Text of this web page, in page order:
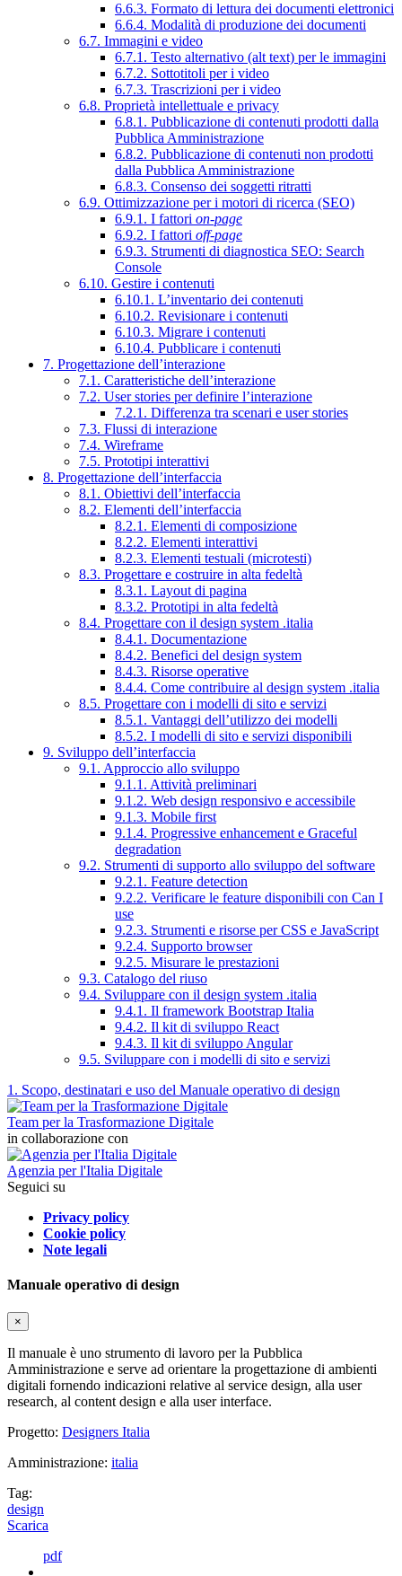
6.6.3. Formato di lettura dei documenti elettronici
6.6.4. Modalità di produzione dei documenti
6.7. Immagini e video
6.7.1. Testo alternativo (alt text) per le immagini
6.7.2. Sottotitoli per i video
6.7.3. Trascrizioni per i video
6.8. Proprietà intellettuale e privacy
6.8.1. Pubblicazione di contenuti prodotti dalla
Pubblica Amministrazione
6.8.2. Pubblicazione di contenuti non prodotti
dalla Pubblica Amministrazione
6.8.3. Consenso dei soggetti ritratti
6.9. Ottimizzazione per i motori di ricerca (SEO)
6.9.1. I fattori on-page
6.9.2. I fattori off-page
6.9.3. Strumenti di diagnostica SEO: Search
Console
6.10. Gestire i contenuti
6.10.1. L’inventario dei contenuti
6.10.2. Revisionare i contenuti
6.10.3. Migrare i contenuti
6.10.4. Pubblicare i contenuti
7. Progettazione dell’interazione
7.1. Caratteristiche dell’interazione
7.2. User stories per definire l’interazione
7.2.1. Differenza tra scenari e user stories
7.3. Flussi di interazione
7.4. Wireframe
7.5. Prototipi interattivi
8. Progettazione dell’interfaccia
8.1. Obiettivi dell’interfaccia
8.2. Elementi dell’interfaccia
8.2.1. Elementi di composizione
8.2.2. Elementi interattivi
8.2.3. Elementi testuali (microtesti)
8.3. Progettare e costruire in alta fedeltà
8.3.1. Layout di pagina
8.3.2. Prototipi in alta fedeltà
8.4. Progettare con il design system .italia
8.4.1. Documentazione
8.4.2. Benefici del design system
8.4.3. Risorse operative
8.4.4. Come contribuire al design system .italia
8.5. Progettare con i modelli di sito e servizi
8.5.1. Vantaggi dell’utilizzo dei modelli
8.5.2. I modelli di sito e servizi disponibili
9. Sviluppo dell’interfaccia
9.1. Approccio allo sviluppo
9.1.1. Attività preliminari
9.1.2. Web design responsivo e accessibile
9.1.3. Mobile first
9.1.4. Progressive enhancement e Graceful
degradation
9.2. Strumenti di supporto allo sviluppo del software
9.2.1. Feature detection
9.2.2. Verificare le feature disponibili con Can I
use
9.2.3. Strumenti e risorse per CSS e JavaScript
9.2.4. Supporto browser
9.2.5. Misurare le prestazioni
9.3. Catalogo del riuso
9.4. Sviluppare con il design system .italia
9.4.1. Il framework Bootstrap Italia
9.4.2. Il kit di sviluppo React
9.4.3. Il kit di sviluppo Angular
9.5. Sviluppare con i modelli di sito e servizi
1. Scopo, destinatari e uso del Manuale operativo di design
Team per la Trasformazione Digitale
in collaborazione con
Agenzia per l'Italia Digitale
Seguici su
Privacy policy
Cookie policy
Note legali
Manuale operativo di design
×
Il manuale è uno strumento di lavoro per la Pubblica
Amministrazione e serve ad orientare la progettazione di ambienti
digitali fornendo indicazioni relative al service design, alla user
research, al content design e alla user interface.
Progetto: Designers Italia
Amministrazione: italia
Tag:
design
Scarica
pdf